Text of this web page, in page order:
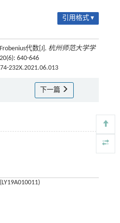
引用格式 ▾
代数[J]. 杭州师范大学学
640-646
232X.2021.06.013
下一篇